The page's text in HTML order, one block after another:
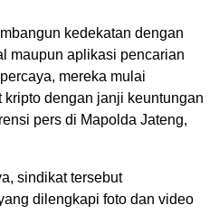
kedekatan dengan
maupun aplikasi pencarian
mereka mulai
dengan janji keuntungan
pers di Mapolda Jateng,
sindikat tersebut
dilengkapi foto dan video